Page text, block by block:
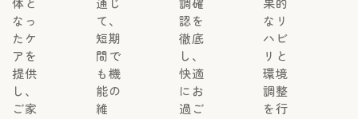
なっ
たケ
アを
提供
し、
ご家
て、
短期
間で
も機
能の
維
認を
徹底
し、
快適
にお
過ご
なリ
ハビ
リと
環境
調整
を行